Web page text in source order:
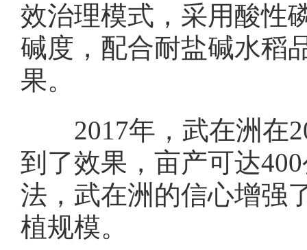
效治理模式，采用酸性
碱度，配合耐盐碱水稻
果。
2017年，武在洲在
到了效果，亩产可达
法，武在洲的信心增强
植规模。